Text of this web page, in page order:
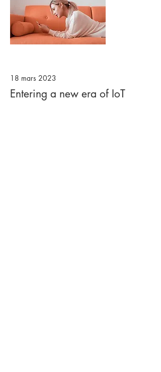
18 mars 2023
Entering a new era of IoT